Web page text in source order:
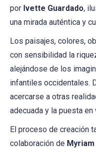
por Ivette Guardado,
una mirada auténtica y
Los paisajes, colores,
con sensibilidad la
alejándose de los
infantiles occidentales.
acercarse a otras
adecuada y la puesta
El proceso de creación
colaboración de